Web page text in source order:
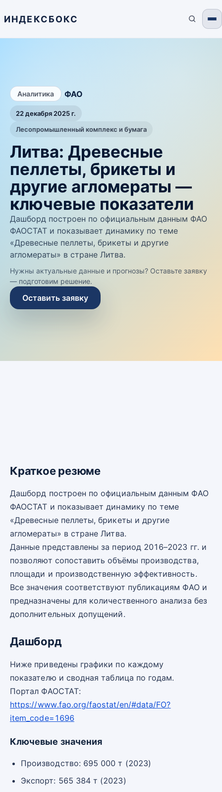
ИНДЕКСБОКС
Аналитика ФАО
22 декабря 2025 г.
Лесопромышленный комплекс и бумага
Литва: Древесные
пеллеты, брикеты и
другие агломераты —
ключевые показатели
Дашборд построен по официальным данным ФАО
ФАОСТАТ и показывает динамику по теме
«Древесные пеллеты, брикеты и другие
агломераты» в стране Литва.
Нужны актуальные данные и прогнозы? Оставьте заявку
— подготовим решение.
Оставить заявку
Краткое резюме
Дашборд построен по официальным данным ФАО
ФАОСТАТ и показывает динамику по теме
«Древесные пеллеты, брикеты и другие
агломераты» в стране Литва.
Данные представлены за период 2016–2023 гг. и
позволяют сопоставить объёмы производства,
площади и производственную эффективность.
Все значения соответствуют публикациям ФАО и
предназначены для количественного анализа без
дополнительных допущений.
Дашборд
Ниже приведены графики по каждому
показателю и сводная таблица по годам.
Портал ФАОСТАТ:
https://www.fao.org/faostat/en/#data/FO?
item_code=1696
Ключевые значения
Производство: 695 000 т (2023)
Экспорт: 565 384 т (2023)